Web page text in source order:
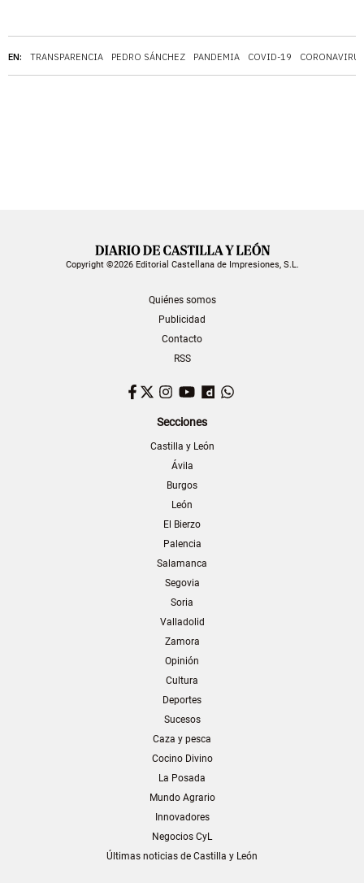
EN: TRANSPARENCIA PEDRO SÁNCHEZ PANDEMIA COVID-19
Copyright ©2026 Editorial Castellana de Impresiones, S.L.
Quiénes somos
Publicidad
Contacto
RSS
Facebook
TwitterInstagram
YouTubeDailymotion
Secciones
Castilla y León
Ávila
Burgos
León
El Bierzo
Palencia
Salamanca
Segovia
Soria
Valladolid
Zamora
Opinión
Cultura
Deportes
Sucesos
Caza y pesca
Cocino Divino
La Posada
Mundo Agrario
Innovadores
Negocios CyL
Últimas noticias de Castilla y León